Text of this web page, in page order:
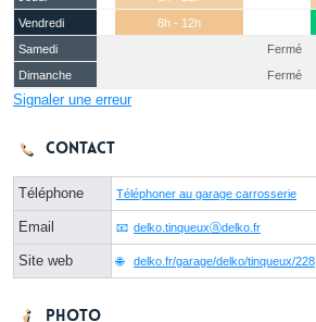
Vendredi
8h - 12h
Samedi
Fermé
Dimanche
Fermé
Signaler une erreur
Contact
Téléphone Téléphoner au garage carrosserie
Email delko.tinqueuxⓐdelko.fr
Site web delko.fr/garage/delko/tinqueux/228
Photo